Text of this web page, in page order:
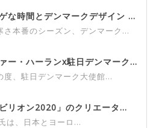
な時間とデンマークデザイン ...
さ本番のシーズン、デンマーク...
ー・ハーランx駐日デンマーク...
度、駐日デンマーク大使館...
リオン2020」のクリエータ...
は、日本とヨーロ...